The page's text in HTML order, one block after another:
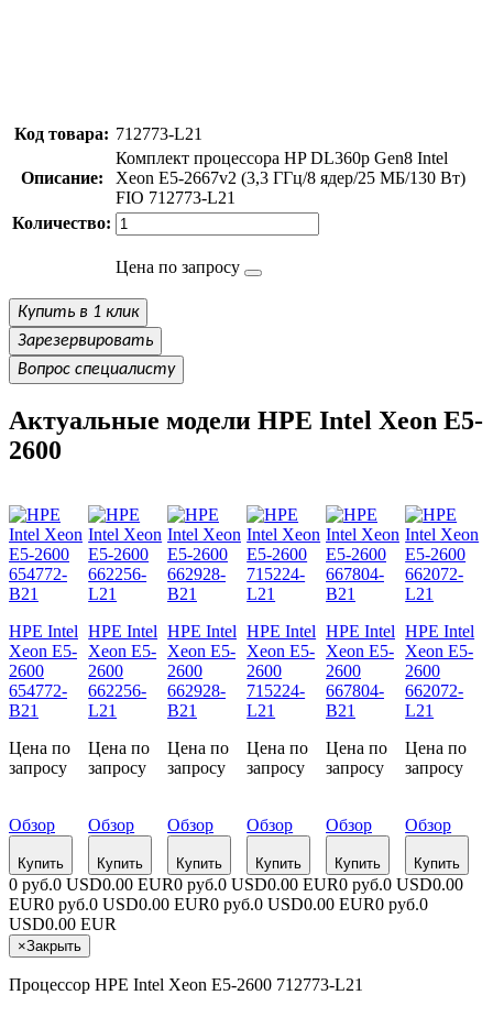
Код товара: 712773-L21
Описание:
Комплект процессора HP DL360p Gen8 Intel
Xeon E5-2667v2 (3,3 ГГц/8 ядер/25 МБ/130 Вт)
FIO 712773-L21
Количество:
Цена по запросу
Купить в 1 клик
Зарезервировать
Вопрос специалисту
Актуальные модели HPE Intel Xeon E5-
2600
HPE Intel
Xeon E5-
2600
654772-
B21
Цена по
запросу
Обзор
Купить
HPE Intel
Xeon E5-
2600
662256-
L21
Цена по
запросу
Обзор
Купить
HPE Intel
Xeon E5-
2600
662928-
B21
Цена по
запросу
Обзор
Купить
HPE Intel
Xeon E5-
2600
715224-
L21
Цена по
запросу
Обзор
Купить
HPE Intel
Xeon E5-
2600
667804-
B21
Цена по
запросу
Обзор
Купить
HPE Intel
Xeon E5-
2600
662072-
L21
Цена по
запросу
Обзор
Купить
0 руб.0 USD0.00 EUR0 руб.0 USD0.00 EUR0 руб.0 USD0.00
EUR0 руб.0 USD0.00 EUR0 руб.0 USD0.00 EUR0 руб.0
USD0.00 EUR
×Закрыть
Процессор HPE Intel Xeon E5-2600 712773-L21